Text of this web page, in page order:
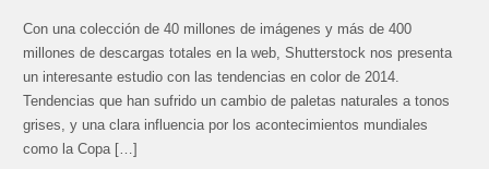
Con una colección de 40 millones de imágenes y más de 400
millones de descargas totales en la web, Shutterstock nos presenta
un interesante estudio con las tendencias en color de 2014.
Tendencias que han sufrido un cambio de paletas naturales a tonos
grises, y una clara influencia por los acontecimientos mundiales
como la Copa […]